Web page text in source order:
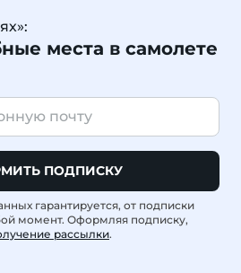
места в самолете
ПОДПИСКУ
гарантируется, от подписки
момент. Оформляя подписку,
рассылки.